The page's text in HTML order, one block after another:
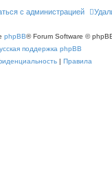
с администрацией
phpBB® Forum Software ©
поддержка phpBB
| Правила